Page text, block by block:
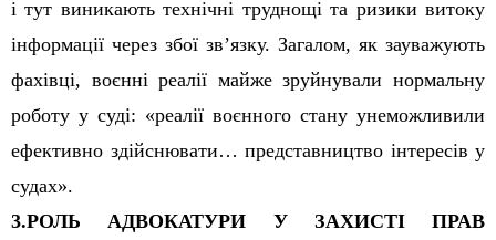
і тут виникають технічні труднощі та ризики витоку
інформації через збої зв’язку. Загалом, як зауважують
фахівці, воєнні реалії майже зруйнували нормальну
роботу у суді: «реалії воєнного стану унеможливили
ефективно здійснювати… представництво інтересів у
судах».
3.РОЛЬ АДВОКАТУРИ У ЗАХИСТІ ПРАВ